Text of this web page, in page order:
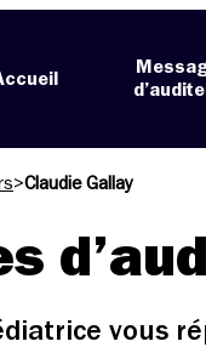
>Claudie Gallay
vous